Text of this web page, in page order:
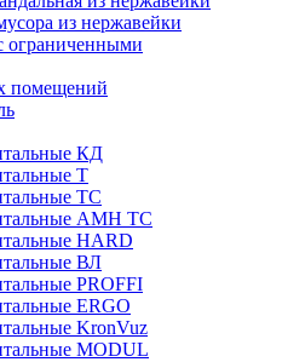
из нержавейки
ограниченными
помещений
КД
Т
ТС
AMH TC
HARD
ВЛ
PROFFI
ERGO
KronVuz
MODUL